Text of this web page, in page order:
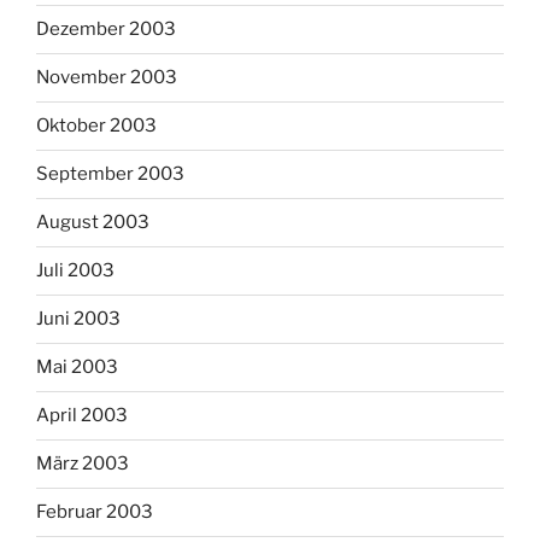
Dezember 2003
November 2003
Oktober 2003
September 2003
August 2003
Juli 2003
Juni 2003
Mai 2003
April 2003
März 2003
Februar 2003